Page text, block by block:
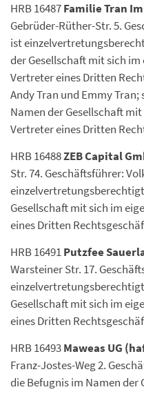
HRB 16487Familie Tran
Gebrüder-Rüther-Str. 5.
ist
der Gesellschaft mit sich
Vertreter eines Dritten
Andy Tran und Emmy
Namen der Gesellschaft
Vertreter eines Dritten
HRB 16488ZEB Capital
Str. 74. Geschäftsführer:
Gesellschaft mit sich im
eines Dritten
HRB 16491Putzfee
Warsteiner Str. 17.
Gesellschaft mit sich im
eines Dritten
HRB 16493Maweas UG
Franz-Jostes-Weg 2.
die Befugnis im Namen der